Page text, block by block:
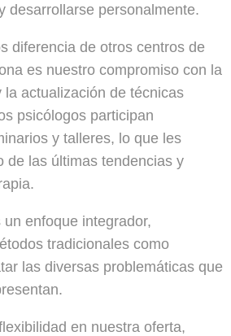
desarrollarse personalmente.
diferencia de otros centros de
es nuestro compromiso con la
actualización de técnicas
psicólogos participan
y talleres, lo que les
de las últimas tendencias y
enfoque integrador,
tradicionales como
las diversas problemáticas que
en nuestra oferta,